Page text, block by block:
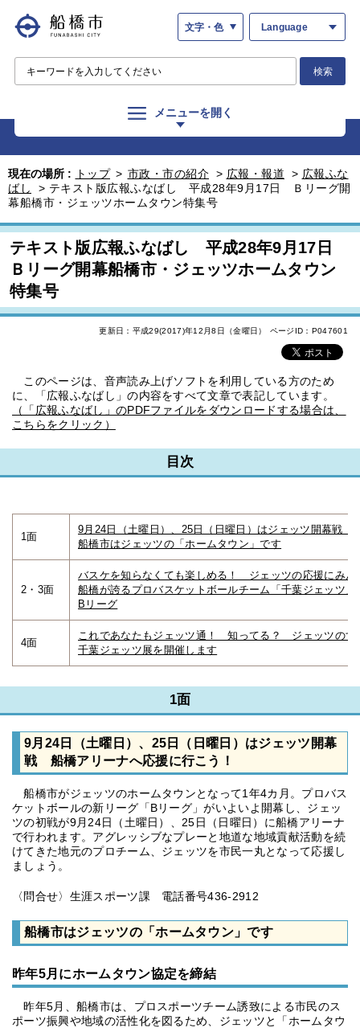
文字・色 Language
検索
メニューを開く
現在の場所 : トップ > 市政・市の紹介 > 広報・報道 > 広報ふな
ばし
> テキスト版広報ふなばし 平成28年9月17日 Ｂリーグ開
幕船橋市・ジェッツホームタウン特集号
テキスト版広報ふなばし 平成28年9月17日
Ｂリーグ開幕船橋市・ジェッツホームタウン
特集号
更新日：平成29(2017)年12月8日（金曜日） ページID：P047601
このページは、音声読み上げソフトを利用している方のため
に、「広報ふなばし」の内容をすべて文章で表記しています。
（「広報ふなばし」のPDFファイルをダウンロードする場合は、
こちらをクリック）
目次
1面
9月24日（土曜日）、25日（日曜日）はジェッツ開幕戦
船橋市はジェッツの「ホームタウン」です
2・3面
バスケを知らなくても楽しめる！ ジェッツの応援にみん
船橋が誇るプロバスケットボールチーム「千葉ジェッツ」
Bリーグ
4面
これであなたもジェッツ通！ 知ってる？ ジェッツのす
千葉ジェッツ展を開催します
1面
9月24日（土曜日）、25日（日曜日）はジェッツ開幕
戦 船橋アリーナへ応援に行こう！
船橋市がジェッツのホームタウンとなって1年4カ月。プロバス
ケットボールの新リーグ「Bリーグ」がいよいよ開幕し、ジェッ
ツの初戦が9月24日（土曜日）、25日（日曜日）に船橋アリーナ
で行われます。アグレッシブなプレーと地道な地域貢献活動を続
けてきた地元のプロチーム、ジェッツを市民一丸となって応援し
ましょう。
〈問合せ〉生涯スポーツ課 電話番号436-2912
船橋市はジェッツの「ホームタウン」です
昨年5月にホームタウン協定を締結
昨年5月、船橋市は、プロスポーツチーム誘致による市民のス
ポーツ振興や地域の活性化を図るため、ジェッツと「ホームタウ